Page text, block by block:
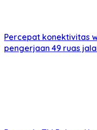
Percepat konektivitas
pengerjaan 49 ruas